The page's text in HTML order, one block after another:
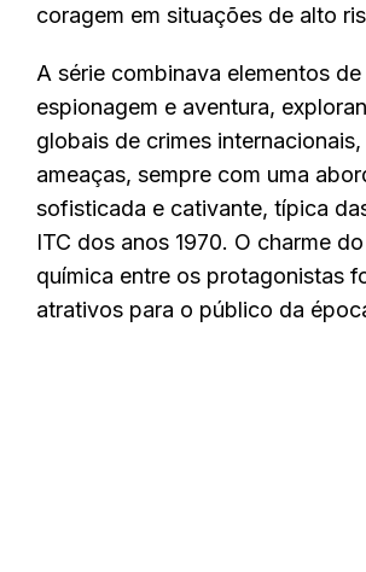
coragem em situações de alto
A série combinava elementos
espionagem e aventura,
globais de crimes
ameaças, sempre com uma
sofisticada e cativante, típica
ITC dos anos 1970. O charme
química entre os protagonistas
atrativos para o público da